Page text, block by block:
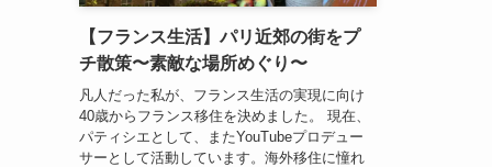
【フランス生活】パリ近郊の街をプ
チ散策〜素敵な場所めぐり〜
凡人だった私が、フランス生活の実現に向け
40歳からフランス移住を決めました。 現在、
パティシエとして、またYouTubeプロデュー
サーとして活動しています。海外移住に憧れ